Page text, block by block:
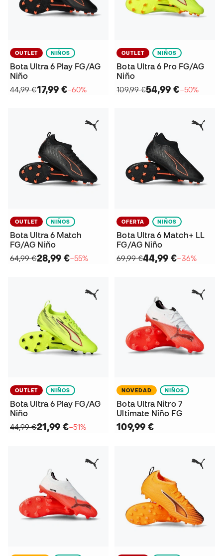
OUTLET NIÑOS
Bota Ultra 6 Play FG/AG
Niño
44,99 €17,99 €−60%
OUTLET NIÑOS
Bota Ultra 6 Pro FG/AG
Niño
109,99 €54,99 €−50%
OUTLET NIÑOS
Bota Ultra 6 Match
FG/AG Niño
64,99 €28,99 €−55%
OFERTA NIÑOS
Bota Ultra 6 Match+ LL
FG/AG Niño
69,99 €44,99 €−36%
OUTLET NIÑOS
Bota Ultra 6 Play FG/AG
Niño
44,99 €21,99 €−51%
NOVEDAD NIÑOS
Bota Ultra Nitro 7
Ultimate Niño FG
109,99 €